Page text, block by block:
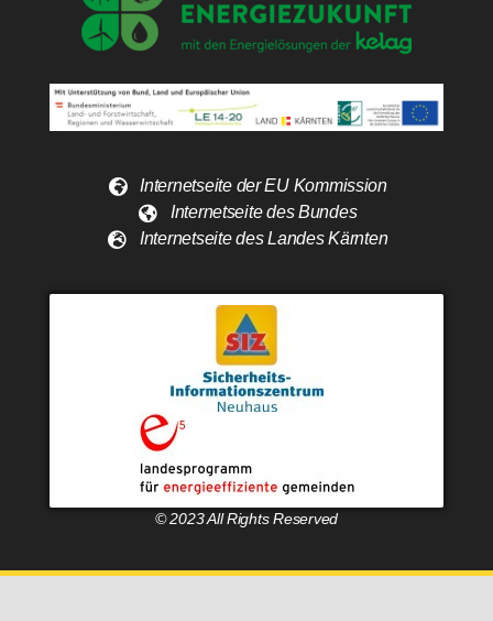
Internetseite der EU Kommission
Internetseite des Bundes
Internetseite des Landes Kärnten
© 2023 All Rights Reserved